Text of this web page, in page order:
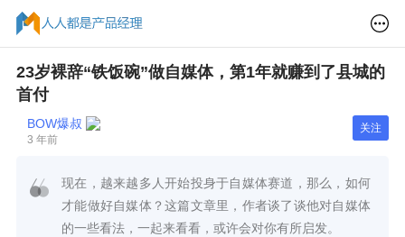
23岁裸辞“铁饭碗”做自媒体，第1年就赚到了县城的
首付
BOW爆叔
3 年前
关注
现在，越来越多人开始投身于自媒体赛道，那么，如何
才能做好自媒体？这篇文章里，作者谈了谈他对自媒体
的一些看法，一起来看看，或许会对你有所启发。